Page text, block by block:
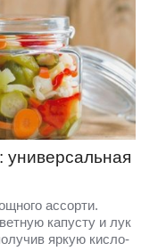
универсальная
ассорти.
капусту и лук
яркую кисло-